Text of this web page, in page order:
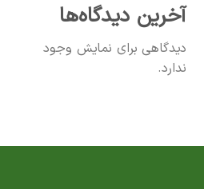
آخرین دیدگاه‌ها
دیدگاهی برای نمایش وجود
ندارد.